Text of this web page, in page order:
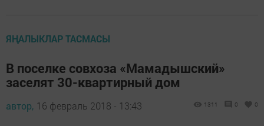
ЯҢАЛЫКЛАР ТАСМАСЫ
В поселке совхоза «Мамадышский»
заселят 30-квартирный дом
автор, 16 февраль 2018 - 13:43 1311 0 0